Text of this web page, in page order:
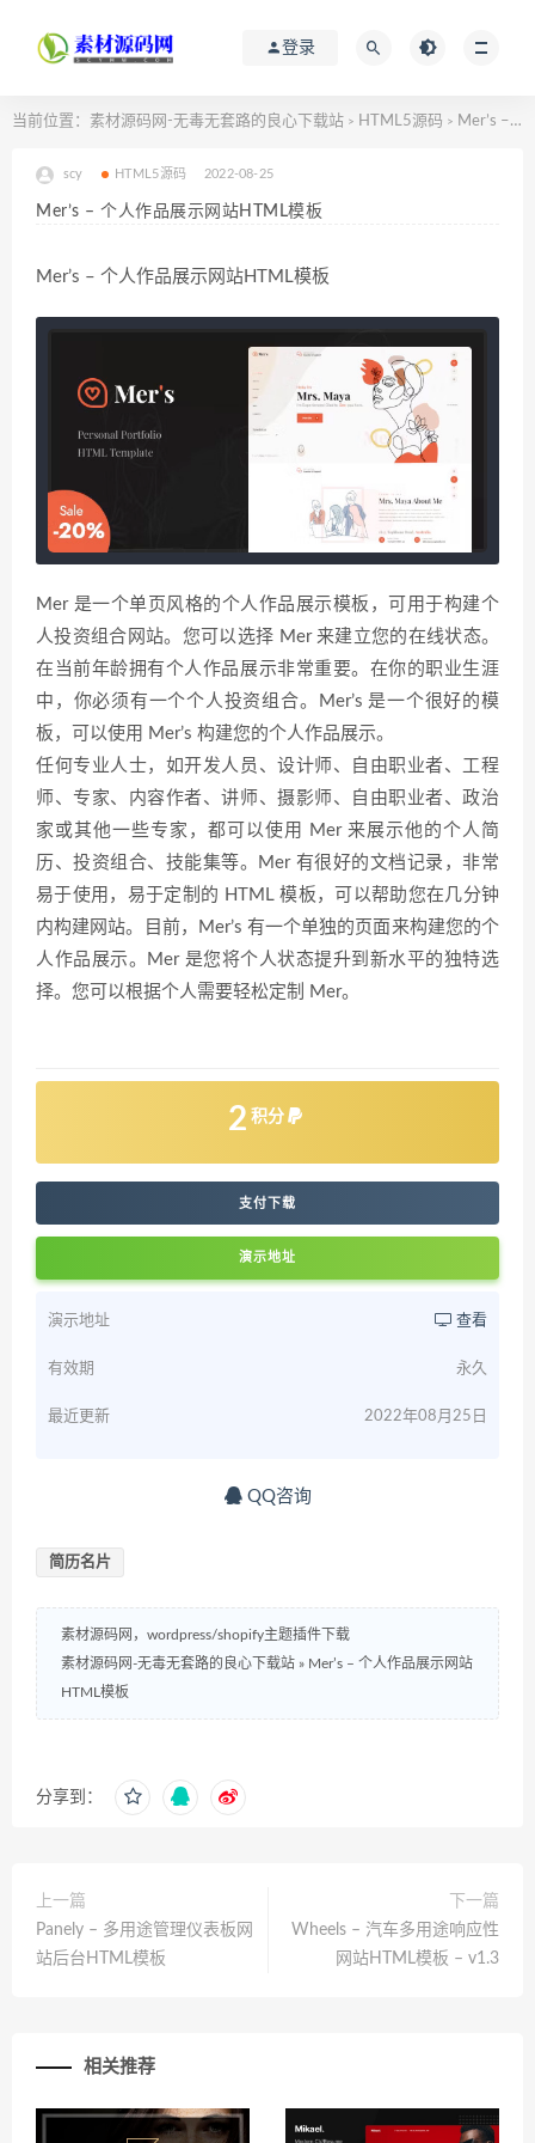
登录
当前位置： 素材源码网-无毒无套路的良心下载站 > HTML5源码 > Mer’s – 个人作品展示网站HTML模板
scy HTML5源码 2022-08-25
Mer’s – 个人作品展示网站HTML模板
Mer’s – 个人作品展示网站HTML模板
Mer 是一个单页风格的个人作品展示模板，可用于构建个
人投资组合网站。您可以选择 Mer 来建立您的在线状态。
在当前年龄拥有个人作品展示非常重要。在你的职业生涯
中，你必须有一个个人投资组合。Mer’s 是一个很好的模
板，可以使用 Mer’s 构建您的个人作品展示。
任何专业人士，如开发人员、设计师、自由职业者、工程
师、专家、内容作者、讲师、摄影师、自由职业者、政治
家或其他一些专家，都可以使用 Mer 来展示他的个人简
历、投资组合、技能集等。Mer 有很好的文档记录，非常
易于使用，易于定制的 HTML 模板，可以帮助您在几分钟
内构建网站。目前，Mer’s 有一个单独的页面来构建您的个
人作品展示。Mer 是您将个人状态提升到新水平的独特选
择。您可以根据个人需要轻松定制 Mer。
2 积分
支付下载
演示地址
演示地址 查看
有效期 永久
最近更新 2022年08月25日
QQ咨询
简历名片
素材源码网，wordpress/shopify主题插件下载
素材源码网-无毒无套路的良心下载站 » Mer’s – 个人作品展示网站
HTML模板
分享到：
上一篇
Panely – 多用途管理仪表板网
站后台HTML模板
下一篇
Wheels – 汽车多用途响应性
网站HTML模板 – v1.3
相关推荐